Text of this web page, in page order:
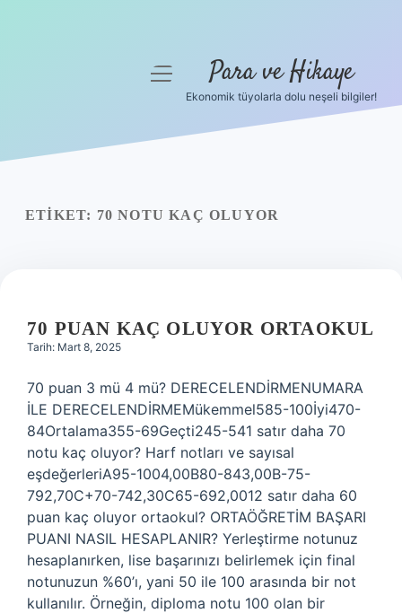
Yasal Uyarı
menüyü
Para ve Hikaye
Ekonomik tüyolarla dolu neşeli bilgiler!
ETIKET: 70 NOTU KAÇ OLUYOR
70 PUAN KAÇ OLUYOR ORTAOKUL
Tarih: Mart 8, 2025
70 puan 3 mü 4 mü? DERECELENDİRMENUMARA
İLE DERECELENDİRMEMükemmel585-100İyi470-
84Ortalama355-69Geçti245-541 satır daha 70
notu kaç oluyor? Harf notları ve sayısal
eşdeğerleriA95-1004,00B80-843,00B-75-
792,70C+70-742,30C65-692,0012 satır daha 60
puan kaç oluyor ortaokul? ORTAÖĞRETİM BAŞARI
PUANI NASIL HESAPLANIR? Yerleştirme notunuz
hesaplanırken, lise başarınızı belirlemek için final
notunuzun %60’ı, yani 50 ile 100 arasında bir not
kullanılır. Örneğin, diploma notu 100 olan bir